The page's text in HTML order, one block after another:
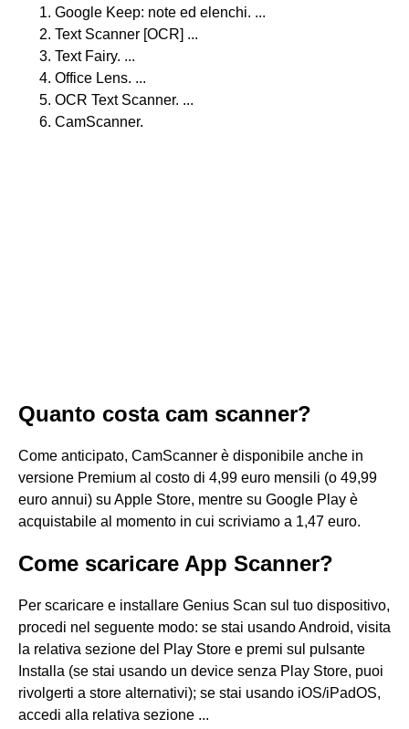
Google Keep: note ed elenchi. ...
Text Scanner [OCR] ...
Text Fairy. ...
Office Lens. ...
OCR Text Scanner. ...
CamScanner.
Quanto costa cam scanner?
Come anticipato, CamScanner è disponibile anche in
versione Premium al costo di 4,99 euro mensili (o 49,99
euro annui) su Apple Store, mentre su Google Play è
acquistabile al momento in cui scriviamo a 1,47 euro.
Come scaricare App Scanner?
Per scaricare e installare Genius Scan sul tuo dispositivo,
procedi nel seguente modo: se stai usando Android, visita
la relativa sezione del Play Store e premi sul pulsante
Installa (se stai usando un device senza Play Store, puoi
rivolgerti a store alternativi); se stai usando iOS/iPadOS,
accedi alla relativa sezione ...